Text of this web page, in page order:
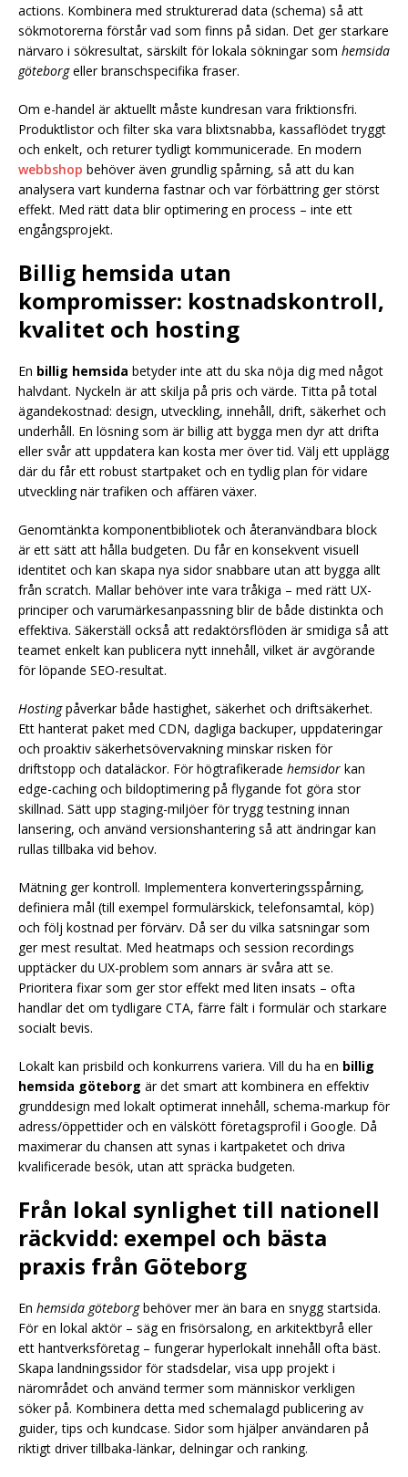
actions. Kombinera med strukturerad data (schema) så att
sökmotorerna förstår vad som finns på sidan. Det ger starkare
närvaro i sökresultat, särskilt för lokala sökningar som hemsida
göteborgeller branschspecifika fraser.
Om e-handel är aktuellt måste kundresan vara friktionsfri.
Produktlistor och filter ska vara blixtsnabba, kassaflödet tryggt
och enkelt, och returer tydligt kommunicerade. En modern
webbshop behöver även grundlig spårning, så att du kan
analysera vart kunderna fastnar och var förbättring ger störst
effekt. Med rätt data blir optimering en process – inte ett
engångsprojekt.
Billig hemsida utan
kompromisser: kostnadskontroll,
kvalitet och hosting
En billig hemsida betyder inte att du ska nöja dig med något
halvdant. Nyckeln är att skilja på pris och värde. Titta på total
ägandekostnad: design, utveckling, innehåll, drift, säkerhet och
underhåll. En lösning som är billig att bygga men dyr att drifta
eller svår att uppdatera kan kosta mer över tid. Välj ett upplägg
där du får ett robust startpaket och en tydlig plan för vidare
utveckling när trafiken och affären växer.
Genomtänkta komponentbibliotek och återanvändbara block
är ett sätt att hålla budgeten. Du får en konsekvent visuell
identitet och kan skapa nya sidor snabbare utan att bygga allt
från scratch. Mallar behöver inte vara tråkiga – med rätt UX-
principer och varumärkesanpassning blir de både distinkta och
effektiva. Säkerställ också att redaktörsflöden är smidiga så att
teamet enkelt kan publicera nytt innehåll, vilket är avgörande
för löpande SEO-resultat.
Hostingpåverkar både hastighet, säkerhet och driftsäkerhet.
Ett hanterat paket med CDN, dagliga backuper, uppdateringar
och proaktiv säkerhetsövervakning minskar risken för
driftstopp och dataläckor. För högtrafikerade hemsidor kan
edge-caching och bildoptimering på flygande fot göra stor
skillnad. Sätt upp staging-miljöer för trygg testning innan
lansering, och använd versionshantering så att ändringar kan
rullas tillbaka vid behov.
Mätning ger kontroll. Implementera konverteringsspårning,
definiera mål (till exempel formulärskick, telefonsamtal, köp)
och följ kostnad per förvärv. Då ser du vilka satsningar som
ger mest resultat. Med heatmaps och session recordings
upptäcker du UX-problem som annars är svåra att se.
Prioritera fixar som ger stor effekt med liten insats – ofta
handlar det om tydligare CTA, färre fält i formulär och starkare
socialt bevis.
Lokalt kan prisbild och konkurrens variera. Vill du ha en billig
hemsida göteborg är det smart att kombinera en effektiv
grunddesign med lokalt optimerat innehåll, schema-markup för
adress/öppettider och en välskött företagsprofil i Google. Då
maximerar du chansen att synas i kartpaketet och driva
kvalificerade besök, utan att spräcka budgeten.
Från lokal synlighet till nationell
räckvidd: exempel och bästa
praxis från Göteborg
En hemsida göteborgbehöver mer än bara en snygg startsida.
För en lokal aktör – säg en frisörsalong, en arkitektbyrå eller
ett hantverksföretag – fungerar hyperlokalt innehåll ofta bäst.
Skapa landningssidor för stadsdelar, visa upp projekt i
närområdet och använd termer som människor verkligen
söker på. Kombinera detta med schemalagd publicering av
guider, tips och kundcase. Sidor som hjälper användaren på
riktigt driver tillbaka-länkar, delningar och ranking.